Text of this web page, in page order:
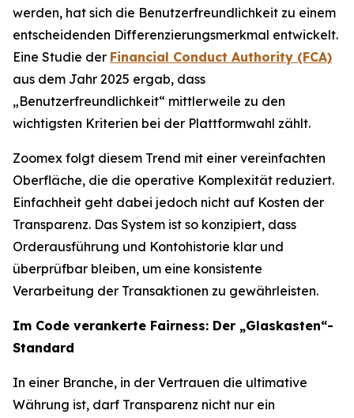
werden, hat sich die Benutzerfreundlichkeit zu einem
entscheidenden Differenzierungsmerkmal entwickelt.
Eine Studie der Financial Conduct Authority (FCA)
aus dem Jahr 2025 ergab, dass
„Benutzerfreundlichkeit“ mittlerweile zu den
wichtigsten Kriterien bei der Plattformwahl zählt.
Zoomex folgt diesem Trend mit einer vereinfachten
Oberfläche, die die operative Komplexität reduziert.
Einfachheit geht dabei jedoch nicht auf Kosten der
Transparenz. Das System ist so konzipiert, dass
Orderausführung und Kontohistorie klar und
überprüfbar bleiben, um eine konsistente
Verarbeitung der Transaktionen zu gewährleisten.
Im Code verankerte Fairness: Der „Glaskasten“-
Standard
In einer Branche, in der Vertrauen die ultimative
Währung ist, darf Transparenz nicht nur ein